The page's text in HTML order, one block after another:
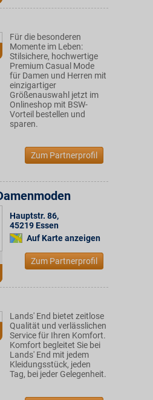
Für die besonderen
Momente im Leben:
Stilsichere, hochwertige
Premium Casual Mode
für Damen und Herren mit
einzigartiger
Größenauswahl jetzt im
Onlineshop mit BSW-
Vorteil bestellen und
sparen.
Zum Partnerprofil
Hauptstr. 86,
45219 Essen
Auf Karte anzeigen
Zum Partnerprofil
Lands' End bietet zeitlose
Qualität und verlässlichen
Service für Ihren Komfort.
Komfort begleitet Sie bei
Lands' End mit jedem
Kleidungsstück, jeden
Tag, bei jeder Gelegenheit.